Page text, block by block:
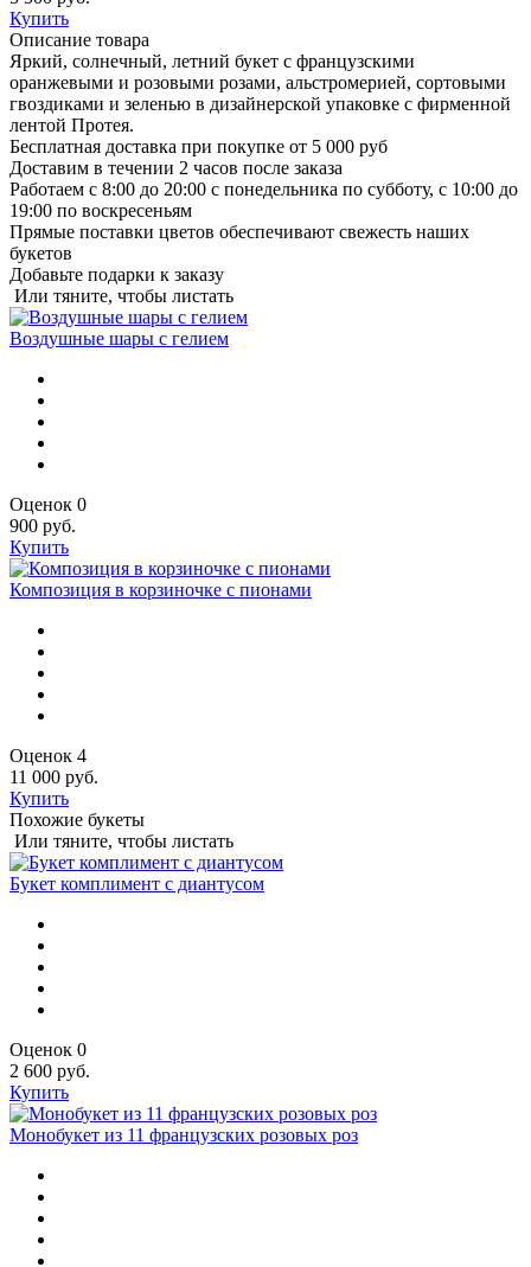
Купить
Описание товара
Яркий, солнечный, летний букет с французскими
оранжевыми и розовыми розами, альстромерией, сортовыми
гвоздиками и зеленью в дизайнерской упаковке с фирменной
лентой Протея.
Бесплатная доставка при покупке от 5 000 руб
Доставим в течении 2 часов после заказа
Работаем с 8:00 до 20:00 с понедельника по субботу, с 10:00 до
19:00 по воскресеньям
Прямые поставки цветов обеспечивают свежесть наших
букетов
Добавьте подарки к заказу
Или тяните, чтобы листать
Воздушные шары с гелием
Оценок 0
900 руб.
Купить
Композиция в корзиночке с пионами
Оценок 4
11 000 руб.
Купить
Похожие букеты
Или тяните, чтобы листать
Букет комплимент с диантусом
Оценок 0
2 600 руб.
Купить
Монобукет из 11 французских розовых роз